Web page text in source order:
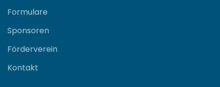
Formulare
Sponsoren
Förderverein
Kontakt